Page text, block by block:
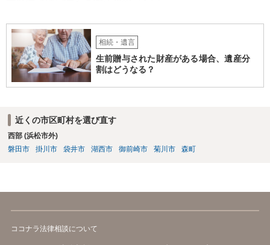
相続・遺言
生前贈与された財産がある場合、遺産分
割はどうなる？
近くの市区町村を選び直す
西部 (浜松市外)
磐田市
掛川市 袋井市 湖西市 御前崎市 菊川市 森町
ココナラ法律相談について